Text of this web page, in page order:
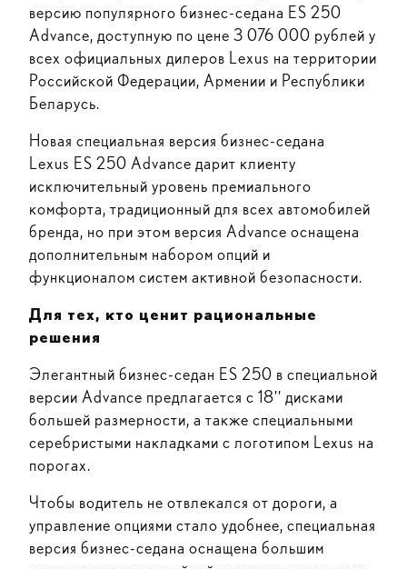
версию популярного бизнес-седана ES 250
Advance, доступную по цене 3 076 000 рублей у
всех официальных дилеров Lexus на территории
Российской Федерации, Армении и Республики
Беларусь.
Новая специальная версия бизнес-седана
Lexus ES 250 Advance дарит клиенту
исключительный уровень премиального
комфорта, традиционный для всех автомобилей
бренда, но при этом версия Advance оснащена
дополнительным набором опций и
функционалом систем активной безопасности.
Для тех, кто ценит рациональные
решения
Элегантный бизнес-седан ES 250 в специальной
версии Advance предлагается с 18’’ дисками
большей размерности, а также специальными
серебристыми накладками с логотипом Lexus на
порогах.
Чтобы водитель не отвлекался от дороги, а
управление опциями стало удобнее, специальная
версия бизнес-седана оснащена большим